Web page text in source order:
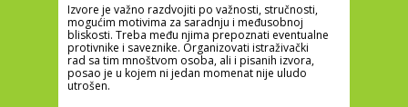
Izvore je važno razdvojiti po važnosti, stručnosti,
mogućim motivima za saradnju i međusobnoj
bliskosti. Treba među njima prepoznati eventualne
protivnike i saveznike. Organizovati istraživački
rad sa tim mnoštvom osoba, ali i pisanih izvora,
posao je u kojem ni jedan momenat nije uludo
utrošen.